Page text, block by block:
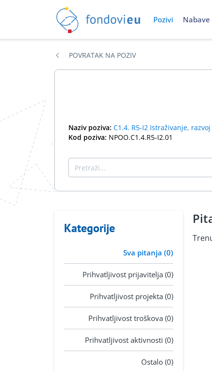
Pozivi Nabave
POVRATAK NA POZIV
Naziv poziva: C1.4. R5-I2 Istraživanje,
Kod poziva: NPOO.C1.4.R5-I2.01
Kategorije
Sva pitanja (0)
Prihvatljivost prijavitelja (0)
Prihvatljivost projekta (0)
Prihvatljivost troškova (0)
Prihvatljivost aktivnosti (0)
Ostalo (0)